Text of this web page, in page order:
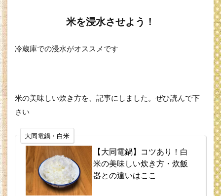
米を浸水させよう！
冷蔵庫での浸水がオススメです
米の美味しい炊き方を、記事にしました。ぜひ読んで下
さい
大同電鍋・白米
【大同電鍋】コツあり！白
米の美味しい炊き方・炊飯
器との違いはここ